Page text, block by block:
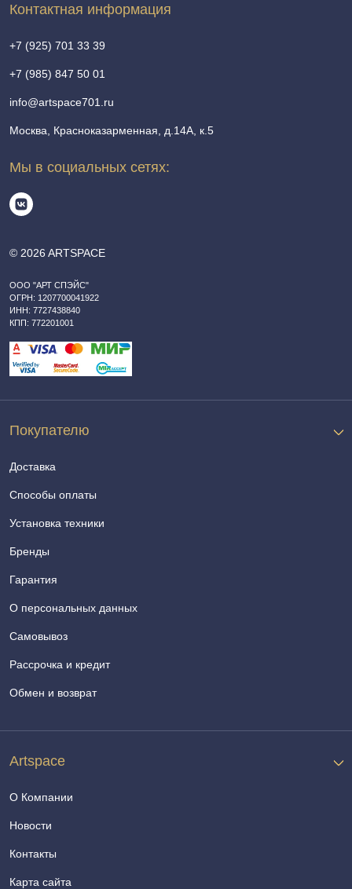
© 2026 ARTSPACE
ООО "АРТ СПЭЙС"
ОГРН: 1207700041922
ИНН: 7727438840
КПП: 772201001
Покупателю
Доставка
Способы оплаты
Установка техники
Бренды
Гарантия
О персональных данных
Самовывоз
Рассрочка и кредит
Обмен и возврат
Artspace
О Компании
Новости
Контакты
Карта сайта
Контактная информация
+7 (925) 701 33 39
+7 (985) 847 50 01
info@artspace701.ru
Москва, Красноказарменная, д.14А, к.5
Мы в социальных сетях: